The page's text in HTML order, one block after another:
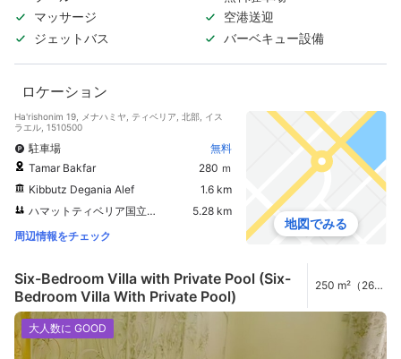
マッサージ
空港送迎
ジェットバス
バーベキュー設備
ロケーション
Ha'rishonim 19, メナハミヤ, ティベリア, 北部, イス
ラエル, 1510500
駐車場
無料
Tamar Bakfar
280 ｍ
Kibbutz Degania Alef
1.6 km
ハマットティベリア国立公園
5.28 km
周辺情報をチェック
地図でみる
Six-Bedroom Villa with Private Pool (Six-
Bedroom Villa With Private Pool)
250 m²（2691
大人数に GOOD